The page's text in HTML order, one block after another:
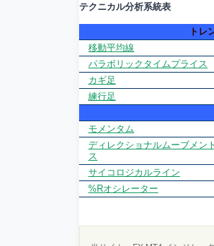
テクニカル分析系統表
トレ
移動平均線
パラボリックタイムプライス
カギ足
練行足
モメンタム
ディレクショナルムーブメン
ス
サイコロジカルライン
%Rオシレーター